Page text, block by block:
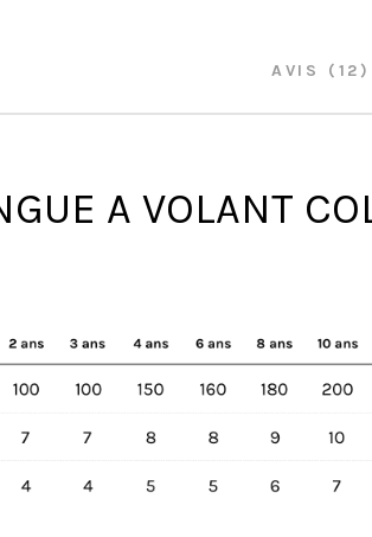
AVIS (12)
A VOLANT